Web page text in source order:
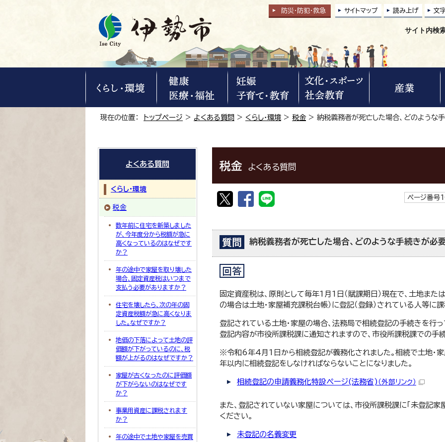
防災・防犯・救急 サイトマップ 読み上げ 文
サイト内検
現在の位置： トップページ > よくある質問 > くらし・環境 > 税金> 納税義務者が死亡した場合、どのような
税金 よくある質問
ページ番
納税義務者が死亡した場合、どのような手続きが必
固定資産税は、原則として毎年1月1日（賦課期日）現在で、土地また
の場合は土地・家屋補充課税台帳）に登記（登録）されている人等に課
登記されている土地・家屋の場合、法務局で相続登記の手続きを行っ
登記内容が市役所課税課に通知されますので、市役所課税課での手
※令和6年4月1日から相続登記が義務化されました。相続で土地・
年以内に相続登記をしなければならないことになりました。
相続登記の申請義務化特設ページ(法務省) （外部リンク）
また、登記されていない家屋については、市役所課税課に「未登記
ください。
未登記の名義変更
よくある質問
くらし・環境
税金
数年前に住宅を新築しました
が、今年度分から税額が急に
高くなっているのはなぜです
か？
年の途中で家屋を取り壊した
場合、固定資産税はいつまで
支払う必要がありますか？
住宅を壊したら、次の年の固
定資産税額が急に高くなりま
した。なぜですか？
地価の下落によって土地の評
価額が下がっているのに、税
額が上がるのはなぜですか？
家屋が古くなったのに評価額
が下がらないのはなぜです
か？
事業用資産に課税されます
か？
年の途中で土地や家屋を売買